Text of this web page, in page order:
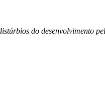
do desenvolvimento